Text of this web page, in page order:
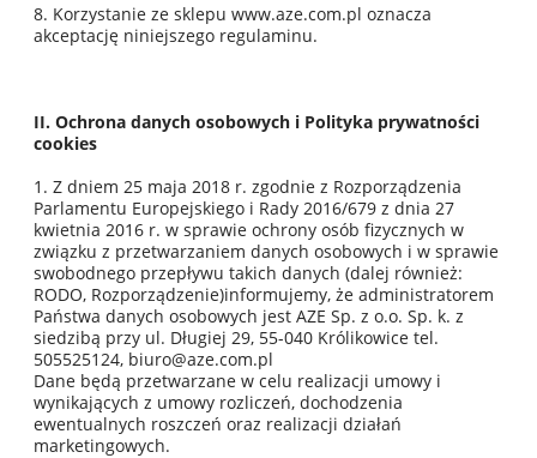
8. Korzystanie ze sklepu www.aze.com.pl oznacza
akceptację niniejszego regulaminu.
II. Ochrona danych osobowych i Polityka prywatności
cookies
1. Z dniem 25 maja 2018 r. zgodnie z Rozporządzenia
Parlamentu Europejskiego i Rady 2016/679 z dnia 27
kwietnia 2016 r. w sprawie ochrony osób fizycznych w
związku z przetwarzaniem danych osobowych i w sprawie
swobodnego przepływu takich danych (dalej również:
RODO, Rozporządzenie)informujemy, że administratorem
Państwa danych osobowych jest AZE Sp. z o.o. Sp. k. z
siedzibą przy ul. Długiej 29, 55-040 Królikowice tel.
505525124, biuro@aze.com.pl
Dane będą przetwarzane w celu realizacji umowy i
wynikających z umowy rozliczeń, dochodzenia
ewentualnych roszczeń oraz realizacji działań
marketingowych.